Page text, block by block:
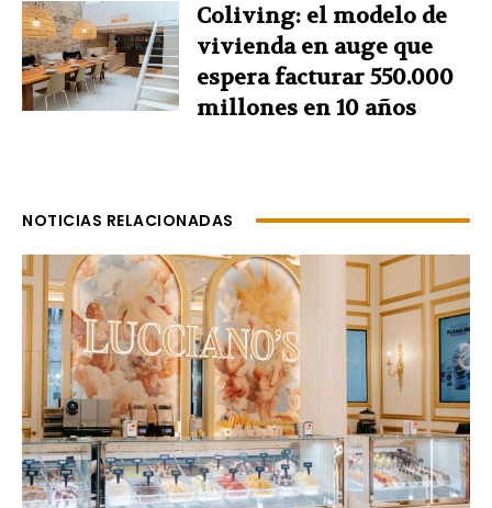
Coliving: el modelo de
vivienda en auge que
espera facturar 550.000
millones en 10 años
NOTICIAS RELACIONADAS